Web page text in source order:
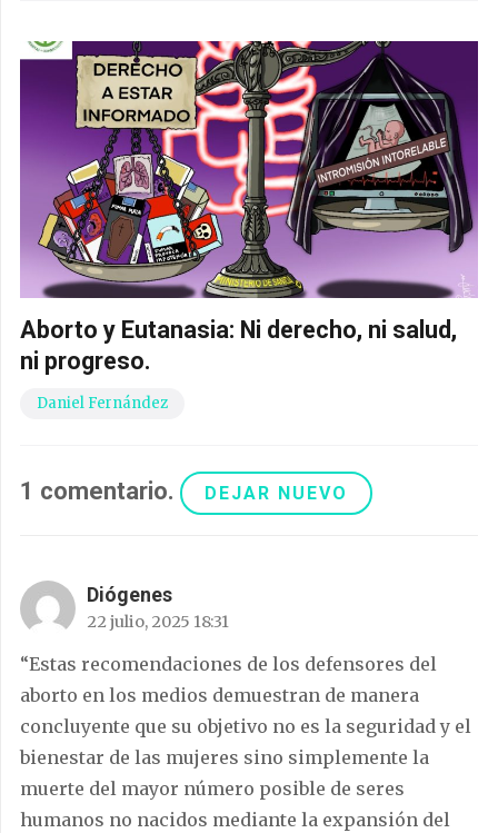
Aborto y Eutanasia: Ni derecho, ni salud,
ni progreso.
Daniel Fernández
1 comentario. DEJAR NUEVO
Diógenes
22 julio, 2025 18:31
“Estas recomendaciones de los defensores del
aborto en los medios demuestran de manera
concluyente que su objetivo no es la seguridad y el
bienestar de las mujeres sino simplemente la
muerte del mayor número posible de seres
humanos no nacidos mediante la expansión del